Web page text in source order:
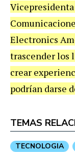
Electronics
trascender los
crear
podrían darse
TEMAS
TECNOLOGIA